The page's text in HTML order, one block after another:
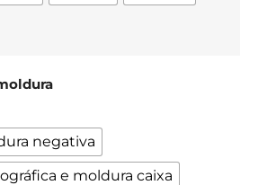
negativa
e moldura caixa